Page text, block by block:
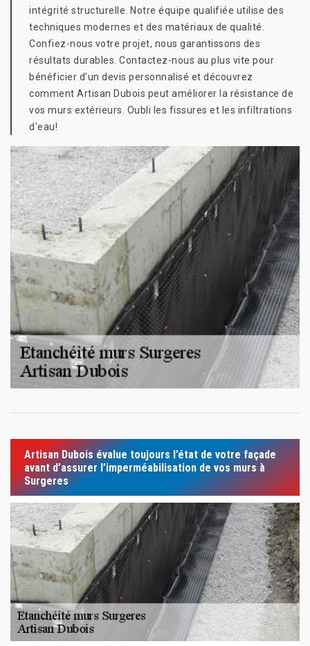
intégrité structurelle. Notre équipe qualifiée utilise des
techniques modernes et des matériaux de qualité.
Confiez-nous votre projet, nous garantissons des
résultats durables. Contactez-nous au plus vite pour
bénéficier d'un devis personnalisé et découvrez
comment Artisan Dubois peut améliorer la résistance de
vos murs extérieurs. Oubli les fissures et les infiltrations
d'eau!
Artisan Dubois évalue toujours l’état de votre façade
avant d’assurer l’imperméabilisation de vos murs à
Surgeres